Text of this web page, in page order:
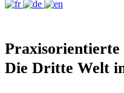
Die Dritte Welt